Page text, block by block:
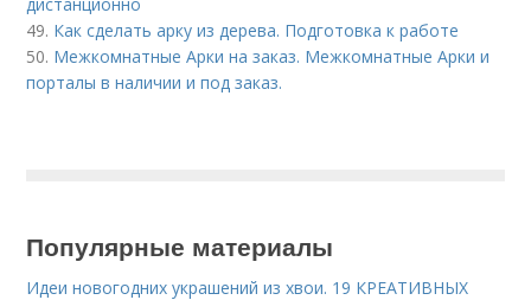
49. Как сделать арку из дерева. Подготовка к работе
50. Межкомнатные Арки на заказ. Межкомнатные Арки и
порталы в наличии и под заказ.
Популярные материалы
Идеи новогодних украшений из хвои. 19 КРЕАТИВНЫХ